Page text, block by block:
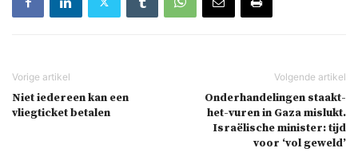
Niet iedereen kan een
vliegticket betalen
Onderhandelingen staakt-
het-vuren in Gaza mislukt.
Israëlische minister: tijd
voor ‘vol geweld’